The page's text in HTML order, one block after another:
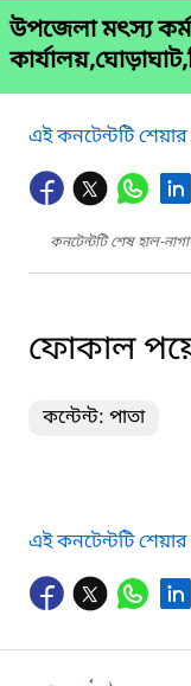
উপজেলা মৎস্য
এই কনটেন্টটি
কনটেন্টটি শেষ হাল-
ফোকাল
কন্টেন্ট: পাতা
এই কনটেন্টটি